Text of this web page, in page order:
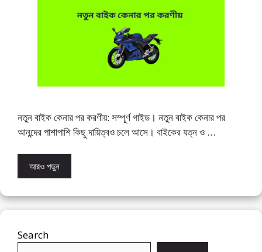
নতুন বাইক কেনার পর করণীয়: সম্পূর্ণ গাইড। নতুন বাইক কেনার পর
আনন্দের পাশাপাশি কিছু দায়িত্বও চলে আসে। বাইকের যত্ন ও …
আরও পড়ুন
Search